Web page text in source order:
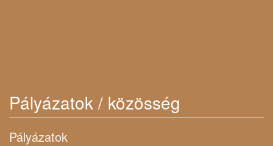
Pályázatok / közösség
Pályázatok